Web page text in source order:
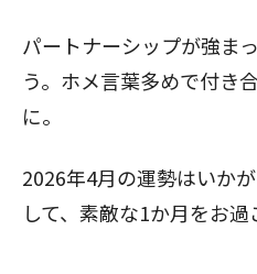
パートナーシップが強ま
う。ホメ言葉多めで付き
に。
2026年4月の運勢はいか
して、素敵な1か月をお過